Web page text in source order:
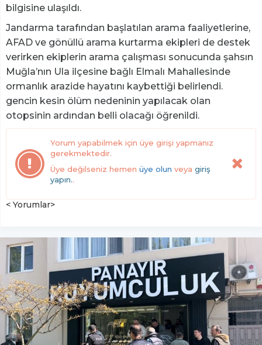
bilgisine ulaşıldı.
Jandarma tarafından başlatılan arama faaliyetlerine,
AFAD ve gönüllü arama kurtarma ekipleri de destek
verirken ekiplerin arama çalışması sonucunda şahsın
Muğla’nın Ula ilçesine bağlı Elmalı Mahallesinde
ormanlık arazide hayatını kaybettiği belirlendi.
gencin kesin ölüm nedeninin yapılacak olan
otopsinin ardından belli olacağı öğrenildi.
Yorum yapabilmek için üye girişi yapmanız
gerekmektedir.
Üye değilseniz hemen üye olun veya giriş
yapın..
< Yorumlar>